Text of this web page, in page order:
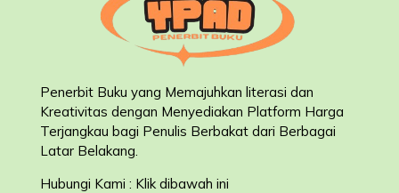
Penerbit Buku yang Memajuhkan literasi dan
Kreativitas dengan Menyediakan Platform Harga
Terjangkau bagi Penulis Berbakat dari Berbagai
Latar Belakang
Hubungi Kami : Klik dibawah ini